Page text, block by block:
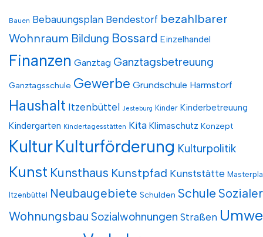
Bauen Bebauungsplan Bendestorf bezahlbarer
Wohnraum Bildung Bossard Einzelhandel
Finanzen Ganztag Ganztagsbetreuung
Ganztagsschule Gewerbe Grundschule Harmstorf
Haushalt Itzenbüttel Jesteburg Kinder Kinderbetreuung
Kindergarten Kindertagesstätten Kita Klimaschutz Konzept
KulturKulturförderung Kulturpolitik
Kunst Kunsthaus Kunstpfad Kunststätte
Itzenbüttel Neubaugebiete Schulden Schule Sozialer
Wohnungsbau Sozialwohnungen Straßen